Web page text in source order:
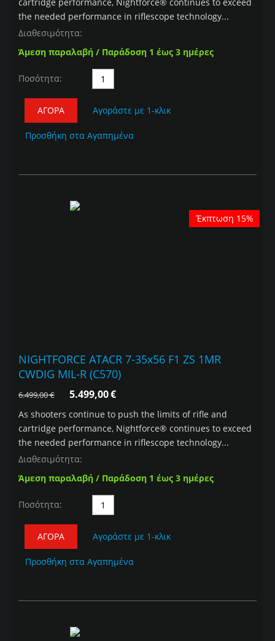
the needed performance in riflescope technology...
Διαθεσιμότητα:
Άμεση παραλαβή / Παράδοση 1 έως 3 ημέρες
Ποσότητα:
ΑΓΟΡΆ Αγοράστε με 1-κλικ
Προσθήκη στα Αγαπημένα
Έκπτωση 15%
NIGHTFORCE ATACR 7-35x56 F1 ZS 1MR
CWDIG MIL-R (C570)
6.499,00€ 5.499,00€
As shooters continue to push the limits of rifle and
cartridge performance, Nightforce® continues to exceed
the needed performance in riflescope technology...
Διαθεσιμότητα:
Άμεση παραλαβή / Παράδοση 1 έως 3 ημέρες
Ποσότητα:
ΑΓΟΡΆ Αγοράστε με 1-κλικ
Προσθήκη στα Αγαπημένα